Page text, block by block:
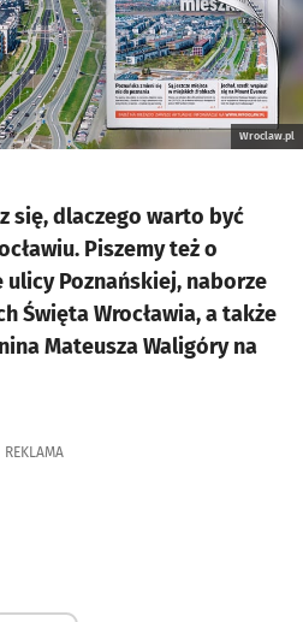
Wroclaw.pl
się, dlaczego warto być
Piszemy też o
Poznańskiej, naborze
Święta Wrocławia, a także
Mateusza Waligóry na
REKLAMA